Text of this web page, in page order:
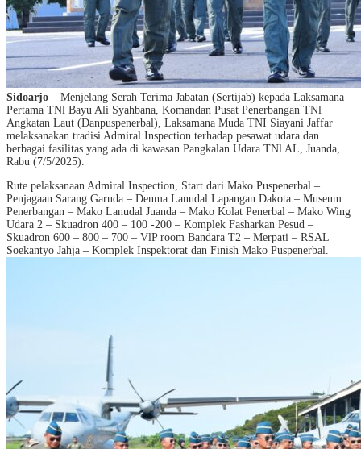
Sidoarjo – Menjelang Serah Terima Jabatan (Sertijab) kepada Laksamana
Pertama TNl Bayu Ali Syahbana, Komandan Pusat Penerbangan TNl
Angkatan Laut (Danpuspenerbal), Laksamana Muda TNI Siayani Jaffar
melaksanakan tradisi Admiral Inspection terhadap pesawat udara dan
berbagai fasilitas yang ada di kawasan Pangkalan Udara TNl AL, Juanda,
Rabu (7/5/2025).
Rute pelaksanaan Admiral Inspection, Start dari Mako Puspenerbal –
Penjagaan Sarang Garuda – Denma Lanudal Lapangan Dakota – Museum
Penerbangan – Mako Lanudal Juanda – Mako Kolat Penerbal – Mako Wing
Udara 2 – Skuadron 400 – 100 -200 – Komplek Fasharkan Pesud –
Skuadron 600 – 800 – 700 – VlP room Bandara T2 – Merpati – RSAL
Soekantyo Jahja – Komplek Inspektorat dan Finish Mako Puspenerbal.